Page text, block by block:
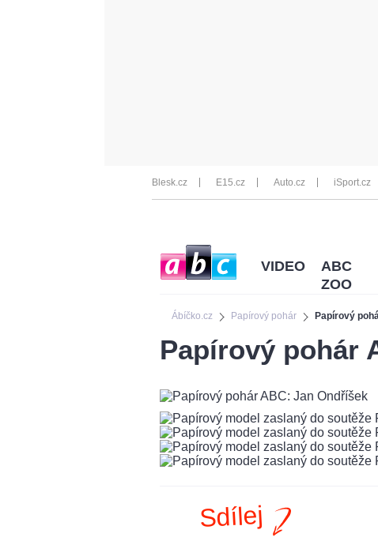
Blesk.cz E15.cz Auto.cz iSport.cz
Ábíčko.cz Papírový pohár Papírový
VIDEO
ABC
ZOO
Papírový pohár
Sdílej